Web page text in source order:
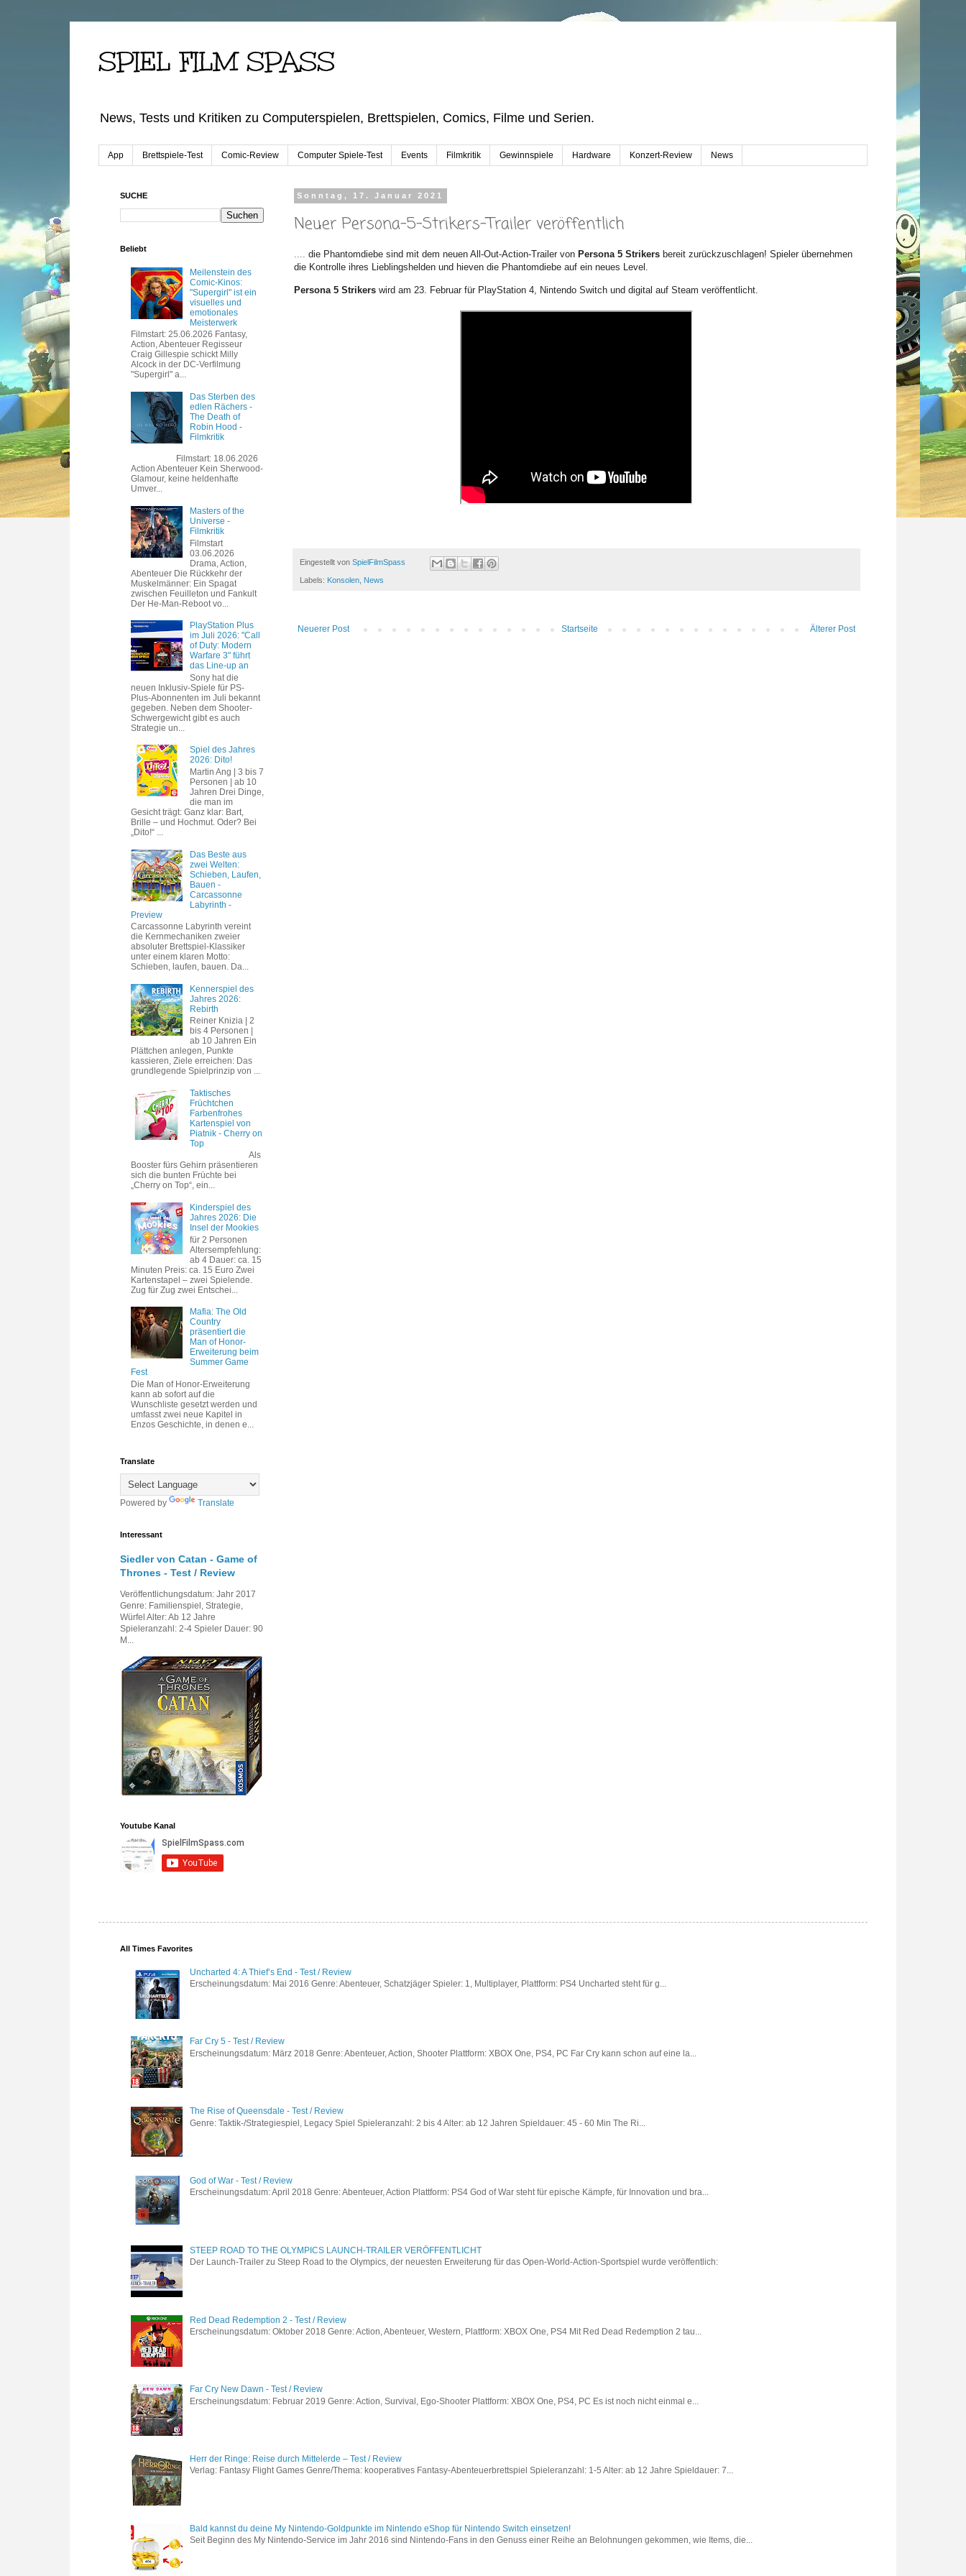
SPIEL FILM SPASS
News, Tests und Kritiken zu Computerspielen, Brettspielen, Comics, Filme und Serien.
App Brettspiele-Test Comic-Review Computer Spiele-Test Events Filmkritik Gewinnspiele Hardware Konzert-Review News
Sonntag, 17. Januar 2021
Neuer Persona-5-Strikers-Trailer veröffentlich
.... die Phantomdiebe sind mit dem neuen All-Out-Action-Trailer von Persona 5 Strikers bereit zurückzuschlagen! Spieler übernehmen
die Kontrolle ihres Lieblingshelden und hieven die Phantomdiebe auf ein neues Level.
Persona 5 Strikers wird am 23. Februar für PlayStation 4, Nintendo Switch und digital auf Steam veröffentlicht.
Eingestellt von SpielFilmSpass
Labels: Konsolen News
Neuerer Post Älterer Post
Startseite
SUCHE
Beliebt
Meilenstein des
Comic-Kinos:
"Supergirl" ist ein
visuelles und
emotionales
Meisterwerk
Filmstart: 25.06.2026 Fantasy,
Action, Abenteuer Regisseur
Craig Gillespie schickt Milly
Alcock in der DC-Verfilmung
"Supergirl" a...
Das Sterben des
edlen Rächers -
The Death of
Robin Hood -
Filmkritik
Filmstart: 18.06.2026
Action Abenteuer Kein Sherwood-
Glamour, keine heldenhafte
Umver...
Masters of the
Universe -
Filmkritik
Filmstart
03.06.2026
Drama, Action,
Abenteuer Die Rückkehr der
Muskelmänner: Ein Spagat
zwischen Feuilleton und Fankult
Der He-Man-Reboot vo...
PlayStation Plus
im Juli 2026: "Call
of Duty: Modern
Warfare 3" führt
das Line-up an
Sony hat die
neuen Inklusiv-Spiele für PS-
Plus-Abonnenten im Juli bekannt
gegeben. Neben dem Shooter-
Schwergewicht gibt es auch
Strategie un...
Spiel des Jahres
2026: Dito!
Martin Ang | 3 bis 7
Personen | ab 10
Jahren Drei Dinge,
die man im
Gesicht trägt: Ganz klar: Bart,
Brille – und Hochmut. Oder? Bei
„Dito!“ ...
Das Beste aus
zwei Welten:
Schieben, Laufen,
Bauen -
Carcassonne
Labyrinth -
Preview
Carcassonne Labyrinth vereint
die Kernmechaniken zweier
absoluter Brettspiel-Klassiker
unter einem klaren Motto:
Schieben, laufen, bauen. Da...
Kennerspiel des
Jahres 2026:
Rebirth
Reiner Knizia | 2
bis 4 Personen |
ab 10 Jahren Ein
Plättchen anlegen, Punkte
kassieren, Ziele erreichen: Das
grundlegende Spielprinzip von ...
Taktisches
Früchtchen
Farbenfrohes
Kartenspiel von
Piatnik - Cherry on
Top
Als
Booster fürs Gehirn präsentieren
sich die bunten Früchte bei
„Cherry on Top“, ein...
Kinderspiel des
Jahres 2026: Die
Insel der Mookies
für 2 Personen
Altersempfehlung:
ab 4 Dauer: ca. 15
Minuten Preis: ca. 15 Euro Zwei
Kartenstapel – zwei Spielende.
Zug für Zug zwei Entschei...
Mafia: The Old
Country
präsentiert die
Man of Honor-
Erweiterung beim
Summer Game
Fest
Die Man of Honor-Erweiterung
kann ab sofort auf die
Wunschliste gesetzt werden und
umfasst zwei neue Kapitel in
Enzos Geschichte, in denen e...
Translate
Powered by Translate
Interessant
Siedler von Catan - Game of
Thrones - Test / Review
Veröffentlichungsdatum: Jahr 2017
Genre: Familienspiel, Strategie,
Würfel Alter: Ab 12 Jahre
Spieleranzahl: 2-4 Spieler Dauer: 90
M...
Youtube Kanal
All Times Favorites
Uncharted 4: A Thief’s End - Test / Review
Erscheinungsdatum: Mai 2016 Genre: Abenteuer, Schatzjäger Spieler: 1, Multiplayer, Plattform: PS4 Uncharted steht für g...
Far Cry 5 - Test / Review
Erscheinungsdatum: März 2018 Genre: Abenteuer, Action, Shooter Plattform: XBOX One, PS4, PC Far Cry kann schon auf eine la...
The Rise of Queensdale - Test / Review
Genre: Taktik-/Strategiespiel, Legacy Spiel Spieleranzahl: 2 bis 4 Alter: ab 12 Jahren Spieldauer: 45 - 60 Min The Ri...
God of War - Test / Review
Erscheinungsdatum: April 2018 Genre: Abenteuer, Action Plattform: PS4 God of War steht für epische Kämpfe, für Innovation und bra...
STEEP ROAD TO THE OLYMPICS LAUNCH-TRAILER VERÖFFENTLICHT
Der Launch-Trailer zu Steep Road to the Olympics, der neuesten Erweiterung für das Open-World-Action-Sportspiel wurde veröffentlich:
Red Dead Redemption 2 - Test / Review
Erscheinungsdatum: Oktober 2018 Genre: Action, Abenteuer, Western, Plattform: XBOX One, PS4 Mit Red Dead Redemption 2 tau...
Far Cry New Dawn - Test / Review
Erscheinungsdatum: Februar 2019 Genre: Action, Survival, Ego-Shooter Plattform: XBOX One, PS4, PC Es ist noch nicht einmal e...
Herr der Ringe: Reise durch Mittelerde – Test / Review
Verlag: Fantasy Flight Games Genre/Thema: kooperatives Fantasy-Abenteuerbrettspiel Spieleranzahl: 1-5 Alter: ab 12 Jahre Spieldauer: 7...
Bald kannst du deine My Nintendo-Goldpunkte im Nintendo eShop für Nintendo Switch einsetzen!
Seit Beginn des My Nintendo-Service im Jahr 2016 sind Nintendo-Fans in den Genuss einer Reihe an Belohnungen gekommen, wie Items, die...